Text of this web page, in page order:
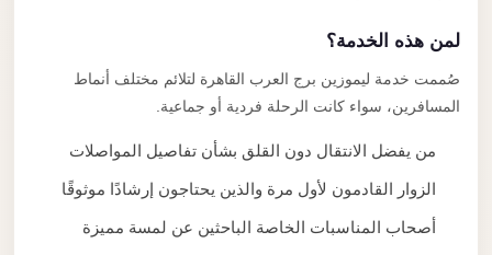
لمن هذه الخدمة؟
صُممت خدمة ليموزين برج العرب القاهرة لتلائم مختلف أنماط
المسافرين، سواء كانت الرحلة فردية أو جماعية.
من يفضل الانتقال دون القلق بشأن تفاصيل المواصلات
الزوار القادمون لأول مرة والذين يحتاجون إرشادًا موثوقًا
أصحاب المناسبات الخاصة الباحثين عن لمسة مميزة